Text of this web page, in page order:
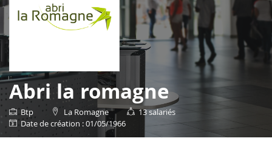
Abri la romagne
Btp La Romagne
13 salariés
date de création : 01/05/1966